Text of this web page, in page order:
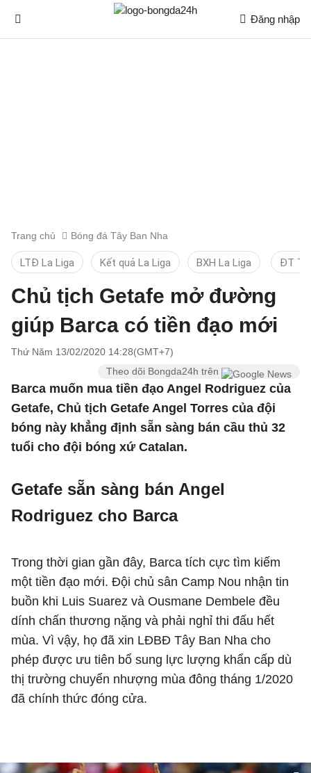
Đăng nhập
Trang chủ Bóng đá Tây Ban Nha
LTĐ La Liga Kết quả La Liga BXH La Liga ĐT
Chủ tịch Getafe mở đường
giúp Barca có tiền đạo mới
Thứ Năm 13/02/2020 14:28(GMT+7)
Theo dõi Bongda24h trên
Barca muốn mua tiền đạo Angel Rodriguez của
Getafe, Chủ tịch Getafe Angel Torres của đội
bóng này khẳng định sẵn sàng bán cầu thủ 32
tuổi cho đội bóng xứ Catalan.
Getafe sẵn sàng bán Angel
Rodriguez cho Barca
Trong thời gian gần đây, Barca tích cực tìm kiếm
một tiền đạo mới. Đội chủ sân Camp Nou nhận tin
buồn khi Luis Suarez và Ousmane Dembele đều
dính chấn thương nặng và phải nghỉ thi đấu hết
mùa. Vì vậy, họ đã xin LĐBĐ Tây Ban Nha cho
phép được ưu tiên bổ sung lực lượng khẩn cấp dù
thị trường chuyển nhượng mùa đông tháng 1/2020
đã chính thức đóng cửa.